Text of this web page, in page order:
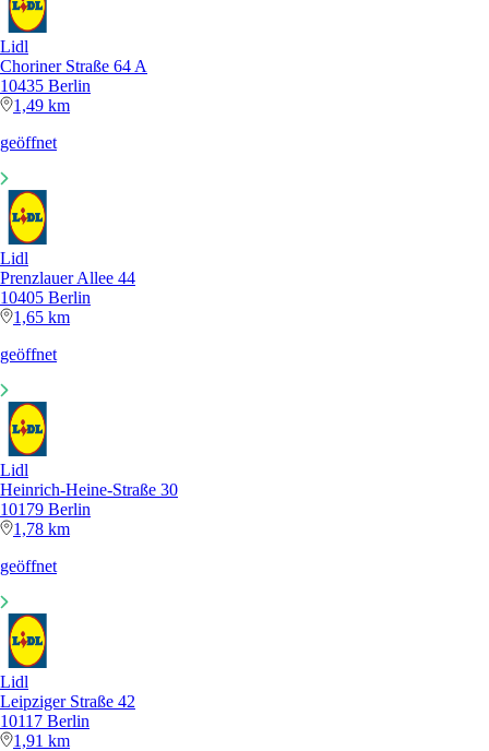
Lidl
Choriner Straße 64 A
10435 Berlin
1,49 km
geöffnet
Lidl
Prenzlauer Allee 44
10405 Berlin
1,65 km
geöffnet
Lidl
Heinrich-Heine-Straße 30
10179 Berlin
1,78 km
geöffnet
Lidl
Leipziger Straße 42
10117 Berlin
1,91 km